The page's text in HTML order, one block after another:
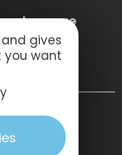
Web Tv
gives
you want